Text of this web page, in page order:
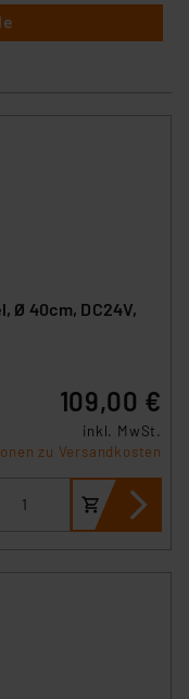
Ø 40cm, DC24V,
109,00 €
inkl. MwSt.
zu Versandkosten